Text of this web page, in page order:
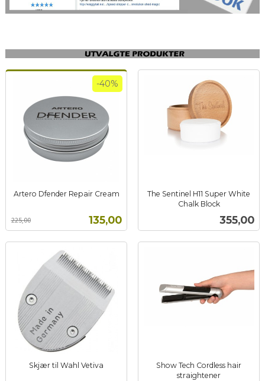
Artero Dfender Repair Cream
Tilbud
135,00
225,00
-40%
The Sentinel H11 Super White
Chalk Block
Pris
355,00
Skjær til Wahl Vetiva
Show Tech Cordless hair
straightener